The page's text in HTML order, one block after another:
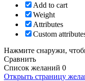
Add to cart
Weight
Attributes
Custom
Нажмите снаружи,
Сравнить
Список желаний 0
Открыть страницу